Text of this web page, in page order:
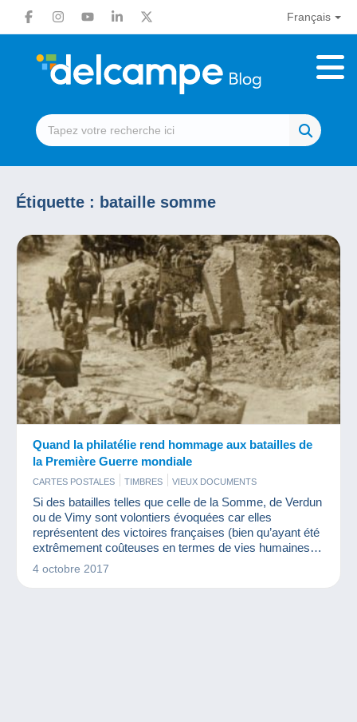
Français
Étiquette : bataille somme
Quand la philatélie rend hommage aux batailles de
la Première Guerre mondiale
CARTES POSTALES TIMBRES VIEUX DOCUMENTS
Si des batailles telles que celle de la Somme, de Verdun
ou de Vimy sont volontiers évoquées car elles
représentent des victoires françaises (bien qu’ayant été
extrêmement coûteuses en termes de vies humaines),
la bataille du Chemin des Dames est plus souvent
4 octobre 2017